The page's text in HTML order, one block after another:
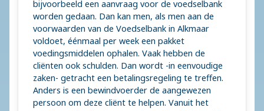
bijvoorbeeld een aanvraag voor de voedselbank
worden gedaan. Dan kan men, als men aan de
voorwaarden van de Voedselbank in Alkmaar
voldoet, éénmaal per week een pakket
voedingsmiddelen ophalen. Vaak hebben de
cliënten ook schulden. Dan wordt -in eenvoudige
zaken- getracht een betalingsregeling te treffen.
Anders is een bewindvoerder de aangewezen
persoon om deze cliënt te helpen. Vanuit het